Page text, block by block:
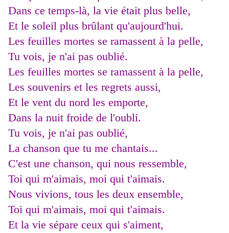
Dans ce temps-là, la vie était plus belle,
Et le soleil plus brûlant qu'aujourd'hui.
Les feuilles mortes se ramassent à la pelle,
Tu vois, je n'ai pas oublié.
Les feuilles mortes se ramassent à la pelle,
Les souvenirs et les regrets aussi,
Et le vent du nord les emporte,
Dans la nuit froide de l'oubli.
Tu vois, je n'ai pas oublié,
La chanson que tu me chantais...
C'est une chanson, qui nous ressemble,
Toi qui m'aimais, moi qui t'aimais.
Nous vivions, tous les deux ensemble,
Toi qui m'aimais, moi qui t'aimais.
Et la vie sépare ceux qui s'aiment,